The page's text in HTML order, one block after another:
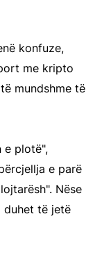
konfuze,
me kripto
mundshme të
e plotë",
e parë
Nëse
duhet të jetë